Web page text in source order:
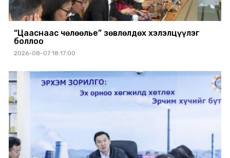
“Цааснаас чөлөөлье” зөвлөлдөх хэлэлцүүлэг
боллоо
2026-08-07 18:17:00